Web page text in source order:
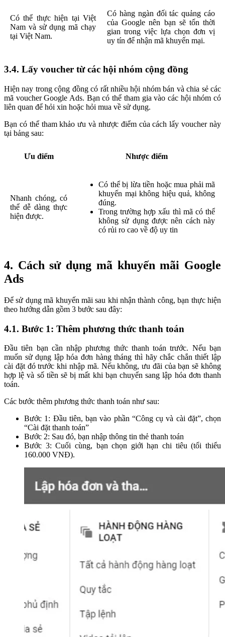
Có thể thực hiện tại Việt
Nam và sử dụng mã chạy
tại Việt Nam.
Có hàng ngàn đối tác quảng cáo
của Google nên bạn sẽ tốn thời
gian trong việc lựa chọn đơn vị
uy tín để nhận mã khuyến mại.
3.4. Lấy voucher từ các hội nhóm cộng đồng
Hiện nay trong cộng đồng có rất nhiều hội nhóm bán và chia sẻ các
mã voucher Google Ads. Bạn có thể tham gia vào các hội nhóm có
liên quan để hỏi xin hoặc hỏi mua về sử dụng.
Bạn có thể tham khảo ưu và nhược điểm của cách lấy voucher này
tại bảng sau:
Ưu điểm Nhược điểm
Nhanh chóng, có
thể dễ dàng thực
hiện được.
Có thể bị lừa tiền hoặc mua phải mã
khuyến mại không hiệu quả, không
đúng.
Trong trường hợp xấu thì mã có thể
không sử dụng được nên cách này
có rủi ro cao về độ uy tin
4. Cách sử dụng mã khuyến mãi Google
Ads
Để sử dụng mã khuyến mãi sau khi nhận thành công, bạn thực hiện
theo hướng dẫn gồm 3 bước sau đây:
4.1. Bước 1: Thêm phương thức thanh toán
Đầu tiên bạn cần nhập phương thức thanh toán trước. Nếu bạn
muốn sử dụng lập hóa đơn hàng tháng thì hãy chắc chắn thiết lập
cài đặt đó trước khi nhập mã. Nếu không, ưu đãi của bạn sẽ không
hợp lệ và số tiền sẽ bị mất khi bạn chuyển sang lập hóa đơn thanh
toán.
Các bước thêm phương thức thanh toán như sau:
Bước 1: Đầu tiên, bạn vào phần “Công cụ và cài đặt”, chọn
“Cài đặt thanh toán”
Bước 2: Sau đó, bạn nhập thông tin thẻ thanh toán
Bước 3: Cuối cùng, bạn chọn giới hạn chi tiêu (tối thiểu
160.000 VNĐ).